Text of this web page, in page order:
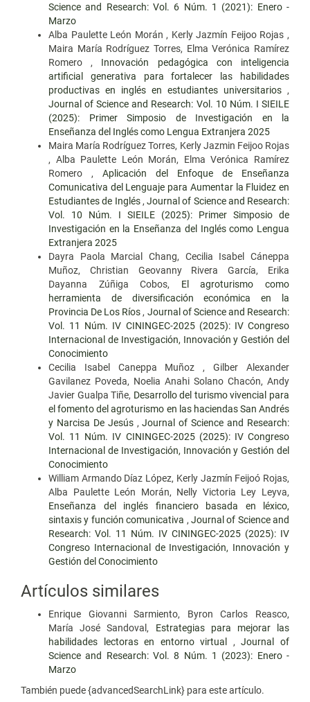
Science and Research: Vol. 6 Núm. 1 (2021): Enero -
Marzo
Alba Paulette León Morán , Kerly Jazmín Feijoo Rojas ,
Maira María Rodríguez Torres, Elma Verónica Ramírez
Romero , Innovación pedagógica con inteligencia
artificial generativa para fortalecer las habilidades
productivas en inglés en estudiantes universitarios ,
Journal of Science and Research: Vol. 10 Núm. I SIEILE
(2025): Primer Simposio de Investigación en la
Enseñanza del Inglés como Lengua Extranjera 2025
Maira María Rodríguez Torres, Kerly Jazmin Feijoo Rojas
, Alba Paulette León Morán, Elma Verónica Ramírez
Romero , Aplicación del Enfoque de Enseñanza
Comunicativa del Lenguaje para Aumentar la Fluidez en
Estudiantes de Inglés, Journal of Science and Research:
Vol. 10 Núm. I SIEILE (2025): Primer Simposio de
Investigación en la Enseñanza del Inglés como Lengua
Extranjera 2025
Dayra Paola Marcial Chang, Cecilia Isabel Cáneppa
Muñoz, Christian Geovanny Rivera García, Erika
Dayanna Zúñiga Cobos, El agroturismo como
herramienta de diversificación económica en la
Provincia De Los Ríos, Journal of Science and Research:
Vol. 11 Núm. IV CININGEC-2025 (2025): IV Congreso
Internacional de Investigación, Innovación y Gestión del
Conocimiento
Cecilia Isabel Caneppa Muñoz , Gilber Alexander
Gavilanez Poveda, Noelia Anahi Solano Chacón, Andy
Javier Gualpa Tiñe, Desarrollo del turismo vivencial para
el fomento del agroturismo en las haciendas San Andrés
y Narcisa De Jesús ,Journal of Science and Research:
Vol. 11 Núm. IV CININGEC-2025 (2025): IV Congreso
Internacional de Investigación, Innovación y Gestión del
Conocimiento
William Armando Díaz López, Kerly Jazmín Feijoó Rojas,
Alba Paulette León Morán, Nelly Victoria Ley Leyva,
Enseñanza del inglés financiero basada en léxico,
sintaxis y función comunicativa , Journal of Science and
Research: Vol. 11 Núm. IV CININGEC-2025 (2025): IV
Congreso Internacional de Investigación, Innovación y
Gestión del Conocimiento
Artículos similares
Enrique Giovanni Sarmiento, Byron Carlos Reasco,
María José Sandoval, Estrategias para mejorar las
habilidades lectoras en entorno virtual ,Journal of
Science and Research: Vol. 8 Núm. 1 (2023): Enero -
Marzo
También puede {advancedSearchLink} para este artículo.